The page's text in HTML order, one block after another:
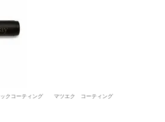
ックコーティング マツエク コーティング